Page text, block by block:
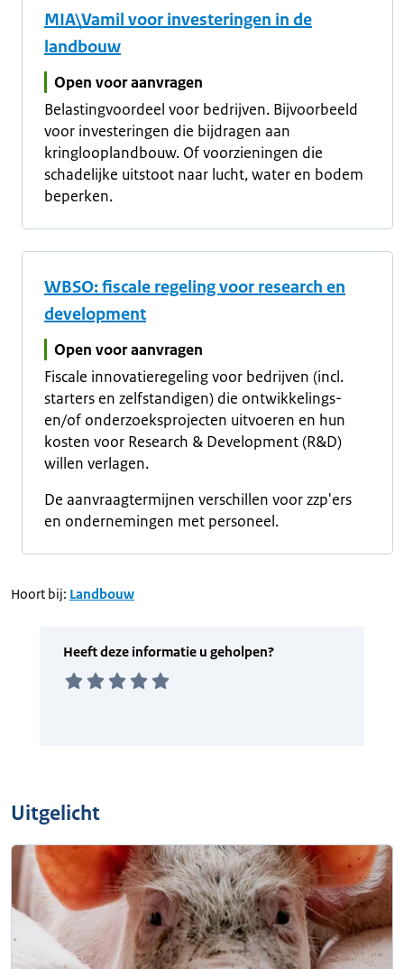
MIA\Vamil voor investeringen in de
landbouw
Open voor aanvragen
Belastingvoordeel voor bedrijven. Bijvoorbeeld
voor investeringen die bijdragen aan
kringlooplandbouw. Of voorzieningen die
schadelijke uitstoot naar lucht, water en bodem
beperken.
WBSO: fiscale regeling voor research en
development
Open voor aanvragen
Fiscale innovatieregeling voor bedrijven (incl.
starters en zelfstandigen) die ontwikkelings-
en/of onderzoeksprojecten uitvoeren en hun
kosten voor Research & Development (R&D)
willen verlagen.
De aanvraagtermijnen verschillen voor zzp'ers
en ondernemingen met personeel.
Hoort bij: Landbouw
Uitgelicht